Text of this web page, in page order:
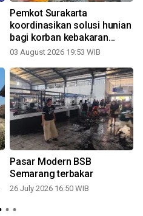
Pemkot Surakarta
koordinasikan solusi hunian
bagi korban kebakaran
Aspol Panularan
03 August 2026 19:53 WIB
Pasar Modern BSB
Semarang terbakar
26 July 2026 16:50 WIB